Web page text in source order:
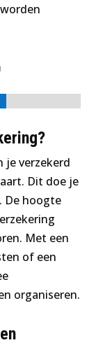
je verzekerd
Dit doe je
De hoogte
Met een
of een
organiseren.